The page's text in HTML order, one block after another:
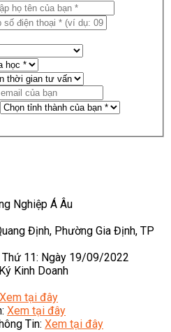
Nghiệp Á Âu
Định, Phường Gia Định, TP
11: Ngày 19/09/2022
Kinh Doanh
Xem tại đây
Xem tại đây
Tin: Xem tại đây